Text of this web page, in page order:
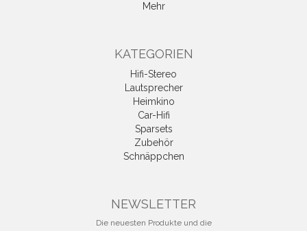
Mehr
KATEGORIEN
Hifi-Stereo
Lautsprecher
Heimkino
Car-Hifi
Sparsets
Zubehör
Schnäppchen
NEWSLETTER
Die neuesten Produkte und die